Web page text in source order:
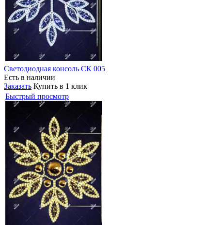
Светодиодная консоль СК 005
Есть в наличии
Заказать Купить в 1 клик
Быстрый просмотр